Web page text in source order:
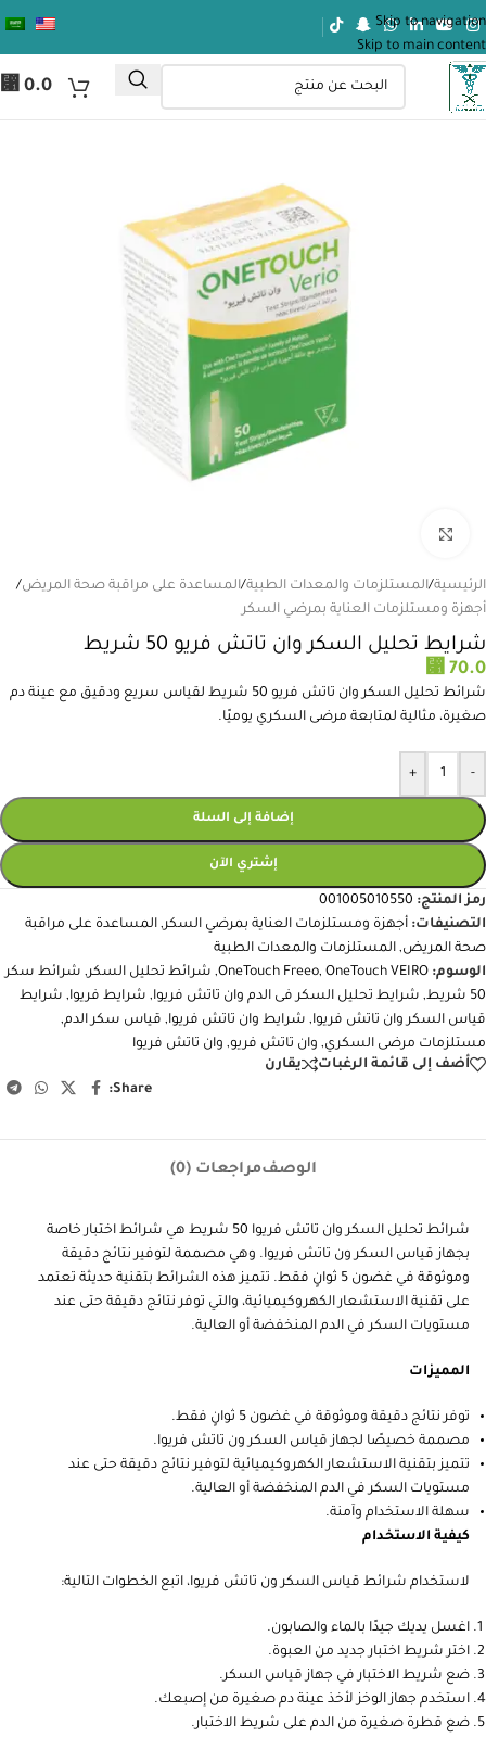
Skip to navigation
Skip to main content
⃁ 0.0
الرئيسية/المستلزمات والمعدات الطبية/المساعدة على مراقبة صحة المريض/
أجهزة ومستلزمات العناية بمرضي السكر
شرايط تحليل السكر وان تاتش فريو 50 شريط
⃁ 70.0
شرائط تحليل السكر وان تاتش فريو 50 شريط لقياس سريع ودقيق مع عينة دم
صغيرة، مثالية لمتابعة مرضى السكري يوميًا.
-
+
إضافة إلى السلة
إشتري الآن
رمز المنتج: 001005010550
التصنيفات: أجهزة ومستلزمات العناية بمرضي السكر, المساعدة على مراقبة
صحة المريض, المستلزمات والمعدات الطبية
الوسوم:
OneTouch Freeo, OneTouch VEIRO
, شرائط تحليل السكر, شرائط سكر
50 شريط
, شرايط تحليل السكر فى الدم وان تاتش فريوا, شرايط فريوا, شرايط
قياس السكر وان تاتش فريوا, شرايط وان تاتش فريوا, قياس سكر الدم,
مستلزمات مرضى السكري, وان تاتش فريو, وان تاتش فريوا
أضف إلى قائمة الرغبات
يقارن
Share:
الوصفمراجعات (0)
شرائط تحليل السكر وان تاتش فريوا 50 شريط هي شرائط اختبار خاصة
بجهاز قياس السكر ون تاتش فريوا. وهي مصممة لتوفير نتائج دقيقة
وموثوقة في غضون 5 ثوانٍ فقط. تتميز هذه الشرائط بتقنية حديثة تعتمد
على تقنية الاستشعار الكهروكيميائية، والتي توفر نتائج دقيقة حتى عند
مستويات السكر في الدم المنخفضة أو العالية.
المميزات
توفر نتائج دقيقة وموثوقة في غضون 5 ثوانٍ فقط.
مصممة خصيصًا لجهاز قياس السكر ون تاتش فريوا.
تتميز بتقنية الاستشعار الكهروكيميائية لتوفير نتائج دقيقة حتى عند
مستويات السكر في الدم المنخفضة أو العالية.
سهلة الاستخدام وآمنة.
كيفية الاستخدام
لاستخدام شرائط قياس السكر ون تاتش فريوا، اتبع الخطوات التالية:
اغسل يديك جيدًا بالماء والصابون.
اختر شريط اختبار جديد من العبوة.
ضع شريط الاختبار في جهاز قياس السكر.
استخدم جهاز الوخز لأخذ عينة دم صغيرة من إصبعك.
ضع قطرة صغيرة من الدم على شريط الاختبار.